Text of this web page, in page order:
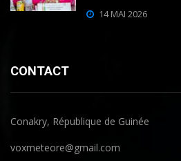
14 MAI 2026
CONTACT
Conakry, République de Guinée
voxmeteore@gmail.com